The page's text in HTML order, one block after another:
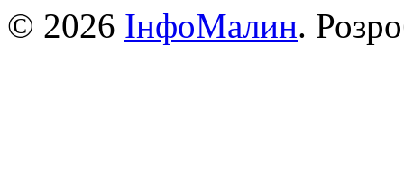
© 2026 ІнфоМалин.